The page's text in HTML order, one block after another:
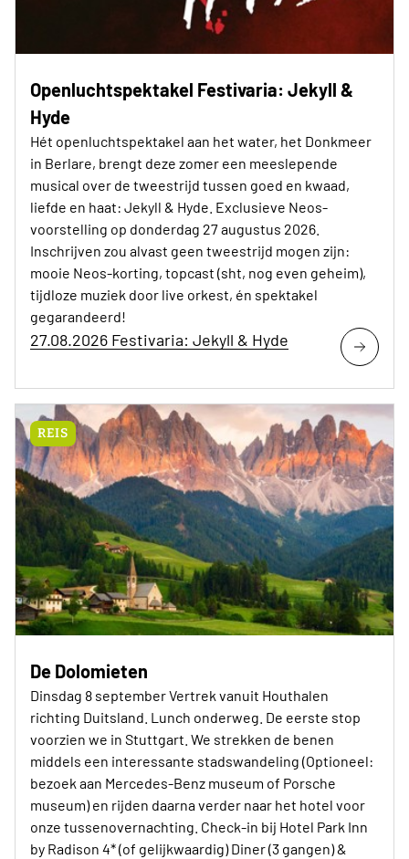
Openluchtspektakel Festivaria: Jekyll &
Hyde
Hét openluchtspektakel aan het water, het Donkmeer
in Berlare, brengt deze zomer een meeslepende
musical over de tweestrijd tussen goed en kwaad,
liefde en haat: Jekyll & Hyde. Exclusieve Neos-
voorstelling op donderdag 27 augustus 2026.
Inschrijven zou alvast geen tweestrijd mogen zijn:
mooie Neos-korting, topcast (sht, nog even geheim),
tijdloze muziek door live orkest, én spektakel
gegarandeerd!
27.08.2026 Festivaria: Jekyll & Hyde
REIS
De Dolomieten
Dinsdag 8 september Vertrek vanuit Houthalen
richting Duitsland. Lunch onderweg. De eerste stop
voorzien we in Stuttgart. We strekken de benen
middels een interessante stadswandeling (Optioneel:
bezoek aan Mercedes-Benz museum of Porsche
museum) en rijden daarna verder naar het hotel voor
onze tussenovernachting. Check-in bij Hotel Park Inn
by Radison 4* (of gelijkwaardig) Diner (3 gangen) &